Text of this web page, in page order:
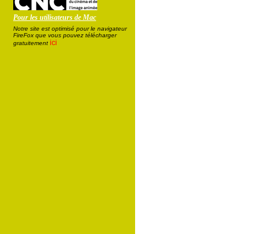
Pour les utilisateurs de Mac
Notre site est optimisé pour le navigateur
FireFox que vous pouvez télécharger
gratuitement ici